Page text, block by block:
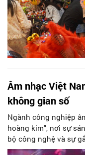
Âm nhạc Việt
không gian số
Ngành công nghiệp
hoàng kim", nơi sự
bộ công nghệ và sự
sinh thái giải trí đầy